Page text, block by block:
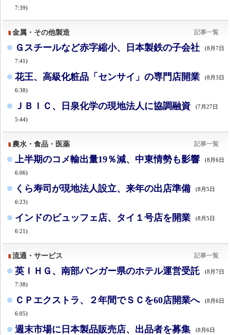
7:39)
金属・その他製造 記事一覧
Ｇスチールなど赤字縮小、日本製鉄の子会社 (8月7日
7:41)
花王、高級化粧品「センサイ」の専門店開業 (8月3日
6:38)
ＪＢＩＣ、日泉化学の現地法人に協調融資 (7月27日
5:44)
農水・食品・医薬 記事一覧
上半期のコメ輸出量19％減、中東情勢も影響 (8月6日
6:06)
くら寿司が現地法人設立、来年の出店準備 (8月5日
6:23)
インドのビュッフェ店、タイ１号店を開業 (8月5日
6:21)
流通・サービス 記事一覧
英ＩＨＧ、南部パンガー県のホテル運営受託 (8月7日
7:38)
ＣＰエクストラ、２年間でＳＣを60店開業へ (8月6日
6:05)
週末市場に日本製品販売店、出品者を募集 (8月6日